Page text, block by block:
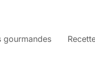
gourmandes